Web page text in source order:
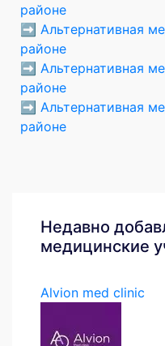
районе
➡️ Альтернативная
районе
➡️ Альтернативная
районе
➡️ Альтернативная
районе
Недавно
медицинские
Alvion med clinic